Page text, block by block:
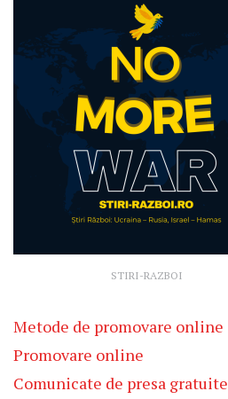
STIRI-RAZBOI
Metode de promovare online
Promovare online
Comunicate de presa gratuite